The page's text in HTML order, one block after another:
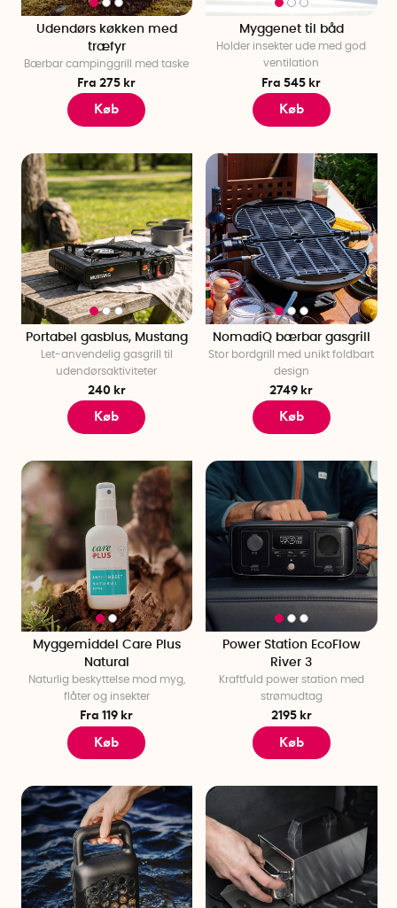
Udendørs køkken med
træfyr
Bærbar campinggrill med taske
Fra 275 kr
Køb
Myggenet til båd
Holder insekter ude med god
ventilation
Fra 545 kr
Køb
Portabel gasblus, Mustang
Let-anvendelig gasgrill til
udendørsaktiviteter
240 kr
Køb
NomadiQ bærbar gasgrill
Stor bordgrill med unikt foldbart
design
2749 kr
Køb
Myggemiddel Care Plus
Natural
Naturlig beskyttelse mod myg,
flåter og insekter
Fra 119 kr
Køb
Power Station EcoFlow
River 3
Kraftfuld power station med
strømudtag
2195 kr
Køb